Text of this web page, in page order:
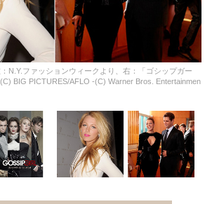
N.Y.ファッションウィークより、右：「ゴシップガー
BIG PICTURES/AFLO -(C) Warner Bros. Entertainmen